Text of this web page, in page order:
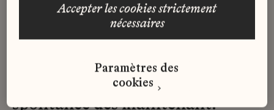
Vous n'avez pas trouvé d'offre
qui correspond à votre profil ?
Envoyez-nous votre candidature
spontanée dès maintenant.
accepter les cookies strictement
nécessaires
Paramètres des
cookies